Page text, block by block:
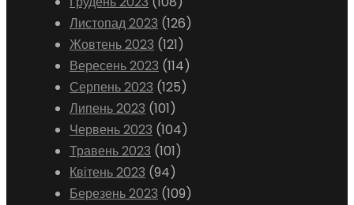
Листопад 2023 (126)
Жовтень 2023 (121)
Вересень 2023 (114)
Серпень 2023 (125)
Липень 2023 (101)
Червень 2023 (104)
Травень 2023 (101)
Квітень 2023 (94)
Березень 2023 (109)